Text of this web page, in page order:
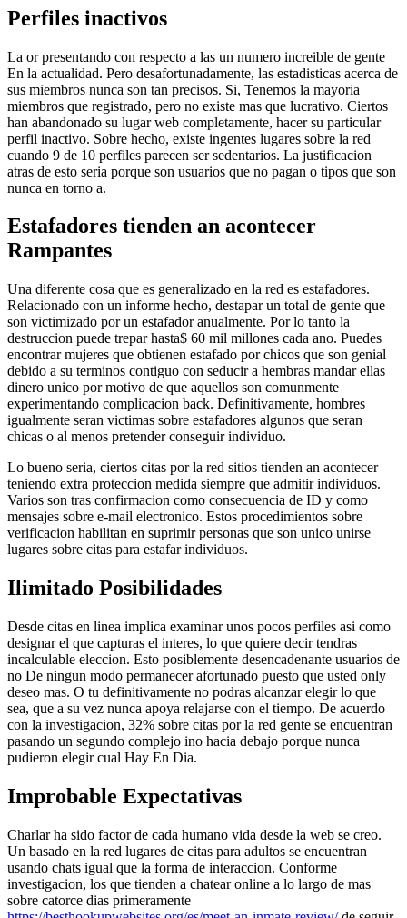
Perfiles inactivos
La or presentando con respecto a las un numero increible de gente
En la actualidad. Pero desafortunadamente, las estadisticas acerca de
sus miembros nunca son tan precisos. Si, Tenemos la mayoria
miembros que registrado, pero no existe mas que lucrativo. Ciertos
han abandonado su lugar web completamente, hacer su particular
perfil inactivo. Sobre hecho, existe ingentes lugares sobre la red
cuando 9 de 10 perfiles parecen ser sedentarios. La justificacion
atras de esto seri­a porque son usuarios que no pagan o tipos que son
nunca en torno a.
Estafadores tienden an acontecer
Rampantes
Una diferente cosa que es generalizado en la red es estafadores.
Relacionado con un informe hecho, destapar un total de gente que
son victimizado por un estafador anualmente. Por lo tanto la
destruccion puede trepar hasta$ 60 mil millones cada ano. Puedes
encontrar mujeres que obtienen estafado por chicos que son genial
debido a su terminos contiguo con seducir a hembras mandar ellas
dinero unico por motivo de que aquellos son comunmente
experimentando complicacion back. Definitivamente, hombres
igualmente seran victimas sobre estafadores algunos que seran
chicas o al menos pretender conseguir individuo.
Lo bueno seri­a, ciertos citas por la red sitios tienden an acontecer
teniendo extra proteccion medida siempre que admitir individuos.
Varios son tras confirmacion como consecuencia de ID y como
mensajes sobre e-mail electronico. Estos procedimientos sobre
verificacion habilitan en suprimir personas que son unico unirse
lugares sobre citas para estafar individuos.
Ilimitado Posibilidades
Desde citas en linea implica examinar unos pocos perfiles asi­ como
designar el que capturas el interes, lo que quiere decir tendras
incalculable eleccion. Esto posiblemente desencadenante usuarios de
no De ningun modo permanecer afortunado puesto que usted only
deseo mas. O tu definitivamente no podras alcanzar elegir lo que
sea, que a su vez nunca apoya relajarse con el tiempo. De acuerdo
con la investigacion, 32% sobre citas por la red gente se encuentran
pasando un segundo complejo ino hacia debajo porque nunca
pudieron elegir cual Hay En Dia.
Improbable Expectativas
Charlar ha sido factor de cada humano vida desde la web se creo.
Un basado en la red lugares de citas para adultos se encuentran
usando chats igual que la forma de interaccion. Conforme
investigacion, los que tienden a chatear online a lo largo de mas
sobre catorce dias primeramente